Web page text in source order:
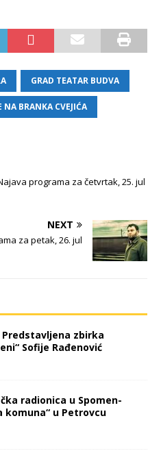
GRAD TEATAR BUDVA
NA BRANKA CVEJIĆA
programa za četvrtak, 25. jul
NEXT
za petak, 26. jul
zbirka
Sofije Rađenović
radionica u Spomen-
komuna“ u Petrovcu